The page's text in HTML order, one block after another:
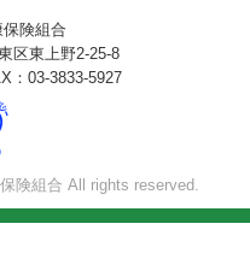
険組合
区東上野2-25-8
：03-3833-5927
険組合 All rights reserved.